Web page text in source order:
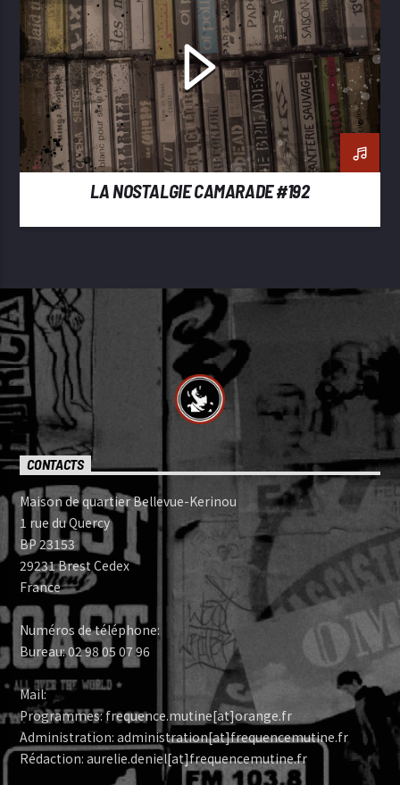
LA NOSTALGIE CAMARADE #192
CONTACTS
Maison de quartier Bellevue-Kerinou
1 rue du Quercy
BP 23153
29231 Brest Cedex
France
Numéros de téléphone:
Bureau: 02 98 05 07 96
Mail:
Programmes: frequence.mutine[at]orange.fr
Administration: administration[at]frequencemutine.fr
Rédaction: aurelie.deniel[at]frequencemutine.fr